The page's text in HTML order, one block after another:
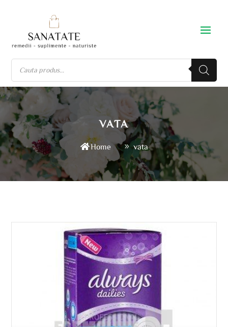
vata
Home vata